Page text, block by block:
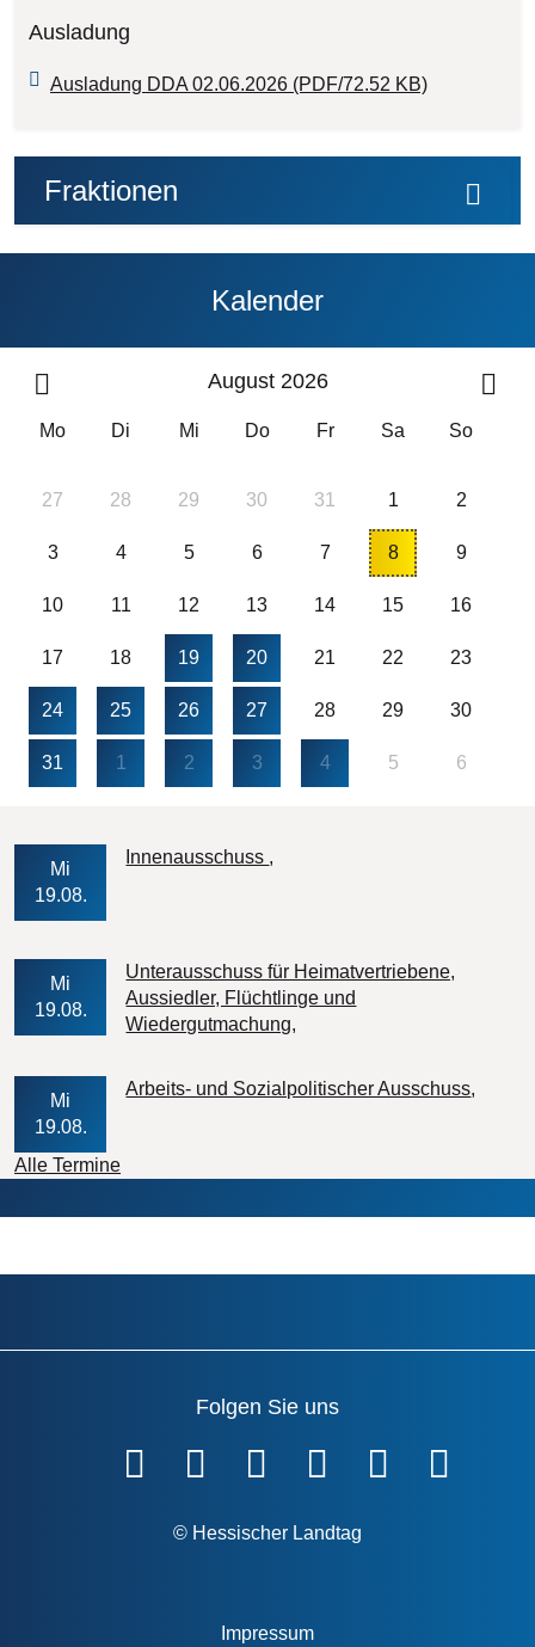
Ausladung
Ausladung DDA 02.06.2026 (PDF/72.52 KB)
Fraktionen
Kalender
August 2026
Mo Di Mi Do Fr Sa So
27 28 29 30 31 1 2
3 4 5 6 7 8 9
10 11 12 13 14 15 16
17 18 19 20 21 22 23
24 25 26 27 28 29 30
31 1 2 3 4 5 6
Mi
19.08.
Innenausschuss
Mi
19.08.
Unterausschuss für Heimatvertriebene,
Aussiedler, Flüchtlinge und
Wiedergutmachung
Mi
19.08.
Arbeits- und Sozialpolitischer Ausschuss
Alle Termine
Folgen Sie uns
© Hessischer Landtag
Impressum